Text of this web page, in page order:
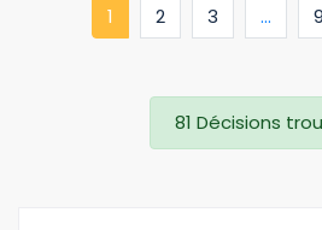
1 (current)
2 3 ... 9
81 Décisions